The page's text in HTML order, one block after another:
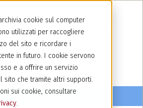
cookie sul computer
utilizzati per raccogliere
del sito e ricordare i
in futuro. I cookie servono
e a offrire un servizio
sito che tramite altri supporti.
sui cookie, consultare
.